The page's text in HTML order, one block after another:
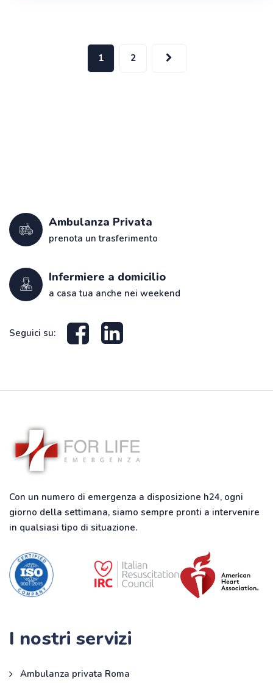
1 2
Ambulanza Privata
prenota un trasferimento
Infermiere a domicilio
a casa tua anche nei weekend
Seguici su:
Con un numero di emergenza a disposizione h24, ogni
giorno della settimana, siamo sempre pronti a intervenire
in qualsiasi tipo di situazione.
I nostri servizi
Ambulanza privata Roma